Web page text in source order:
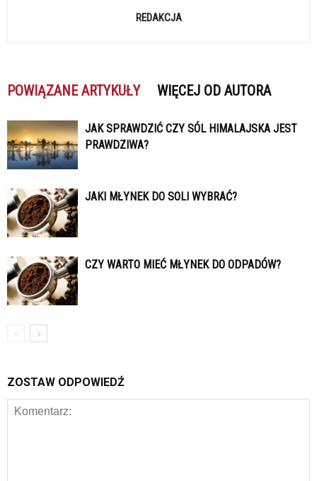
REDAKCJA
POWIĄZANE ARTYKUŁY WIĘCEJ OD AUTORA
JAK SPRAWDZIĆ CZY SÓL HIMALAJSKA JEST
PRAWDZIWA?
JAKI MŁYNEK DO SOLI WYBRAĆ?
CZY WARTO MIEĆ MŁYNEK DO ODPADÓW?
ZOSTAW ODPOWIEDŹ